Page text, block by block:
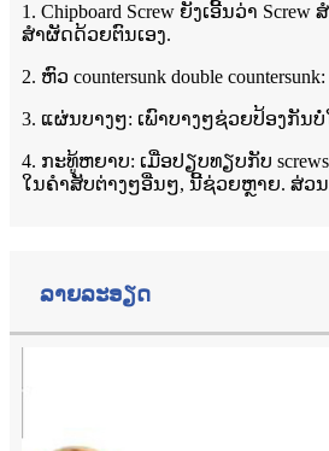
1. Chipboard Screw ຍັງເອີ້ນວ່າ
ສໍາຜັດດ້ວຍຕົນເອງ.
2. ຫົວ countersunk double
3. ແຜ່ນບາງໆ: ເພົາບາງໆຊ່ວຍປ້ອງກັນ
4. ກະທູ້ຫຍາບ: ເມື່ອປຽບທຽບກັບ
ໃນຄໍາສັບຕ່າງໆອື່ນໆ, ນີ້ຊ່ວຍຫຼາຍ. ສ່ວ
ລາຍລະອຽດ